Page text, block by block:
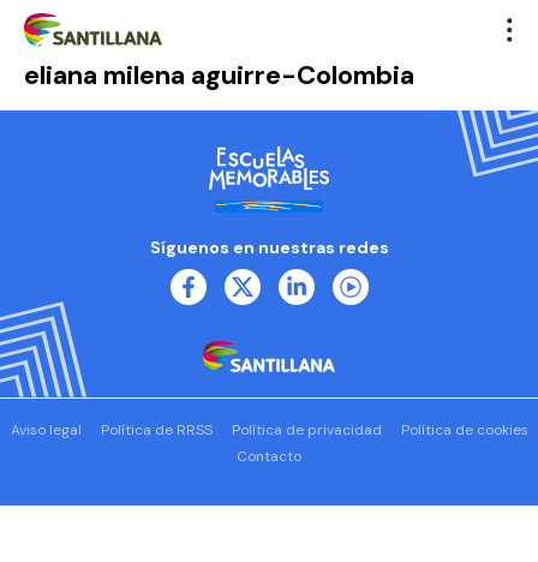
eliana milena aguirre-Colombia
Síguenos en nuestras redes
Aviso legal Política de RRSS Política de privacidad
Política de cookies
Contacto